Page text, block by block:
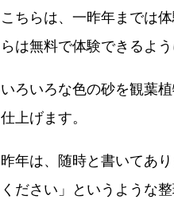
こちらは、一昨年までは
らは無料で体験できるよ
いろいろな色の砂を観葉
仕上げます。
昨年は、随時と書いてあ
ください」というような